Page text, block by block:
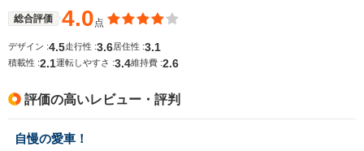
排気量
駆動方式
1742cc
MR
総合評価 4.0点
デザイン :4.5走行性 :3.6居住性 :3.1
積載性 :2.1運転しやすさ :3.4維持費 :2.6
評価の高いレビュー・評判
自慢の愛車！